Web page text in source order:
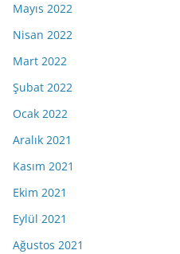
Mayıs 2022
Nisan 2022
Mart 2022
Şubat 2022
Ocak 2022
Aralık 2021
Kasım 2021
Ekim 2021
Eylül 2021
Ağustos 2021